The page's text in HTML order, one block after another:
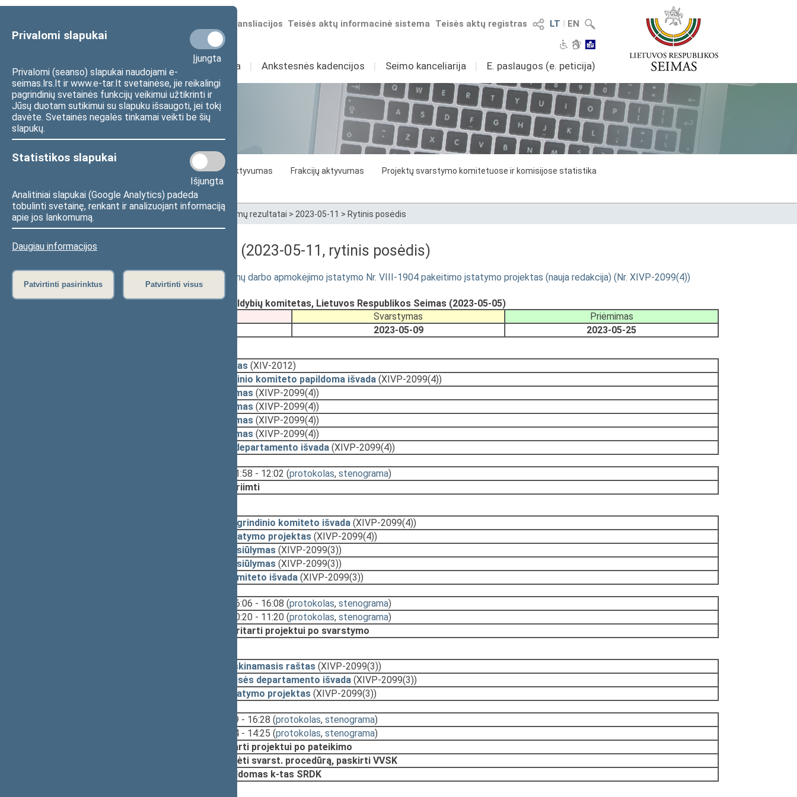
Privalomi slapukai
Įjungta
Privalomi (seanso) slapukai naudojami e-
seimas.lrs.lt ir www.e-tar.lt svetainėse, jie reikalingi
pagrindinių svetainės funkcijų veikimui užtikrinti ir
Jūsų duotam sutikimui su slapuku išsaugoti, jei tokį
davėte. Svetainės negalės tinkamai veikti be šių
slapukų.
Statistikos slapukai
Išjungta
Analitiniai slapukai (Google Analytics) padeda
tobulinti svetainę, renkant ir analizuojant informaciją
apie jos lankomumą.
Daugiau informacijos
Patvirtinti pasirinktus Patvirtinti visus
LT I EN
Teisės aktų registras
Teisės aktų informacinė sistema
Numatomos transliacijos
Sudėtis Veikla I Ankstesnės kadencijos I Seimo kanceliarija I E. paslaugos (e. peticija)
Statistika
Seimo narių aktyvumas Frakcijų aktyvumas
Projektų svarstymo komitetuose ir komisijose statistika
Seimo narių balsavimų rezultatai
Pradžia Seimo narių balsavimų rezultatai > 2023-05-11 > Rytinis posėdis
Darbotvarkės klausimas (2023-05-11, rytinis posėdis)
Valstybės politikų ir valstybės pareigūnų darbo apmokėjimo įstatymo Nr. VIII-1904 pakeitimo įstatymo projektas (nauja redakcija) (Nr. XIVP-2099(4))
Pateikė:
Valstybės valdymo ir savivaldybių komitetas, Lietuvos Respublikos Seimas (2023-05-05)
Svarstymas
Priėmimas
2023-05-09 2023-05-25
Įstatymas (XIV-2012)
Pagrindinio komiteto papildoma išvada (XIVP-2099(4))
Pasiūlymas (XIVP-2099(4))
Pasiūlymas (XIVP-2099(4))
Pasiūlymas (XIVP-2099(4))
Pasiūlymas (XIVP-2099(4))
Teisės departamento išvada (XIVP-2099(4))
11:58 - 12:02 (protokolas, stenograma)
Priimti
Pagrindinio komiteto išvada (XIVP-2099(4))
Įstatymo projektas (XIVP-2099(4))
Pasiūlymas (XIVP-2099(3))
Pasiūlymas (XIVP-2099(3))
Komiteto išvada (XIVP-2099(3))
16:06 - 16:08 (protokolas, stenograma)
10:20 - 11:20 (protokolas, stenograma)
Pritarti projektui po svarstymo
Aiškinamasis raštas (XIVP-2099(3))
Teisės departamento išvada (XIVP-2099(3))
Įstatymo projektas (XIVP-2099(3))
15:29 - 16:28 (protokolas, stenograma)
14:24 - 14:25 (protokolas, stenograma)
Pritarti projektui po pateikimo
Pradėti svarst. procedūrą, paskirti VVSK
Papildomas k-tas SRDK